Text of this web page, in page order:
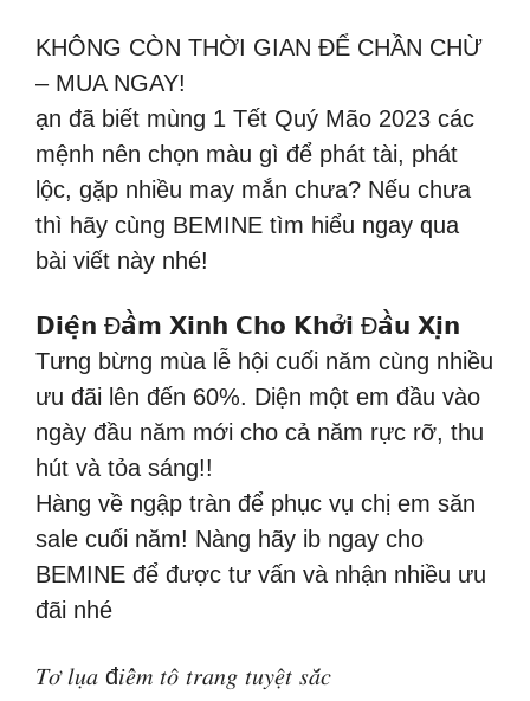
KHÔNG CÒN THỜI GIAN ĐỂ CHẦN CHỪ
– MUA NGAY!
ạn đã biết mùng 1 Tết Quý Mão 2023 các
mệnh nên chọn màu gì để phát tài, phát
lộc, gặp nhiều may mắn chưa? Nếu chưa
thì hãy cùng BEMINE tìm hiểu ngay qua
bài viết này nhé!
𝗗𝗶𝗲̣̂𝗻 Đ𝗮̂̀𝗺 𝗫𝗶𝗻𝗵 𝗖𝗵𝗼 𝗞𝗵𝗼̛̉𝗶 Đ𝗮̂̀𝘂 𝗫𝗶̣𝗻
Tưng bừng mùa lễ hội cuối năm cùng nhiều
ưu đãi lên đến 60%. Diện một em đầu vào
ngày đầu năm mới cho cả năm rực rỡ, thu
hút và tỏa sáng!!
Hàng về ngập tràn để phục vụ chị em săn
sale cuối năm! Nàng hãy ib ngay cho
BEMINE để được tư vấn và nhận nhiều ưu
đãi nhé
𝑇𝑜̛ 𝑙𝑢̣𝑎 đ𝑖𝑒̂̉𝑚 𝑡𝑜̂ 𝑡𝑟𝑎𝑛𝑔 𝑡𝑢𝑦𝑒̣̂𝑡 𝑠𝑎̆́𝑐